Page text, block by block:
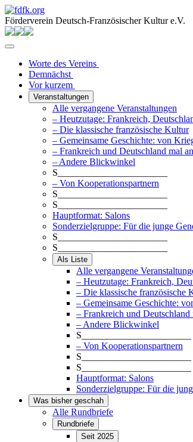
Förderverein Deutsch-Französischer Kultur e.V.
Worte des Vereins
Demnächst
Vor kurzem
Veranstaltungen
Alle vergangene Veranstaltungen
– Heutzutage: Frankreich,
– Die klassische französische Kultur
– Gemeinsame Geschichte: von
– Frankreich und Deutschland mal
– Andere Blickwinkel
S_______________________
– Von Kooperationspartnern
S_______________________
S_______________________
Hauptformat: Salons
Sonderzielgruppe: Für die junge
S_______________________
S_______________________
Als Liste
Alle vergangene
– Heutzutage: Frankreich,
– Die klassische französische
– Gemeinsame Geschichte:
– Frankreich und Deutschland
– Andere Blickwinkel
S_______________________
– Von Kooperationspartnern
S_______________________
S_______________________
Hauptformat: Salons
Sonderzielgruppe: Für die
Was bisher geschah
Alle Rundbriefe
Rundbriefe
Seit 2025